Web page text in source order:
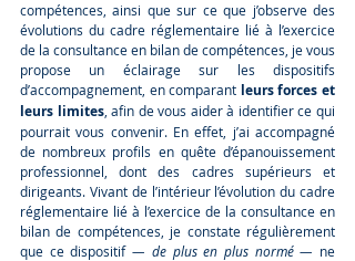
compétences, ainsi que sur ce que j’observe des
évolutions du cadre réglementaire lié à l’exercice
de la consultance en bilan de compétences, je vous
propose un éclairage sur les dispositifs
d’accompagnement, en comparant leurs forces et
leurs limites, afin de vous aider à identifier ce qui
pourrait vous convenir. En effet, j’ai accompagné
de nombreux profils en quête d’épanouissement
professionnel, dont des cadres supérieurs et
dirigeants. Vivant de l’intérieur l’évolution du cadre
réglementaire lié à l’exercice de la consultance en
bilan de compétences, je constate régulièrement
que ce dispositif — de plus en plus normé — ne